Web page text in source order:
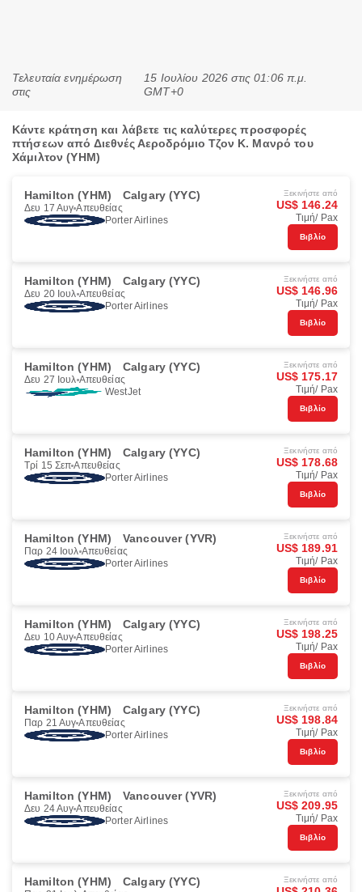
Τελευταία ενημέρωση
στις
15 Ιουλίου 2026 στις 01:06 π.μ.
GMT+0
Κάντε κράτηση και λάβετε τις καλύτερες προσφορές
πτήσεων από Διεθνές Αεροδρόμιο Τζον Κ. Μανρό του
Χάμιλτον (YHM)
Hamilton (YHM) Calgary (YYC)
Δευ 17 Αυγ Απευθείας
Porter Airlines
Ξεκινήστε από
US$ 146.24
Τιμή/ Pax
Βιβλίο
Hamilton (YHM) Calgary (YYC)
Δευ 20 Ιουλ Απευθείας
Porter Airlines
Ξεκινήστε από
US$ 146.96
Τιμή/ Pax
Βιβλίο
Hamilton (YHM) Calgary (YYC)
Δευ 27 Ιουλ Απευθείας
WestJet
Ξεκινήστε από
US$ 175.17
Τιμή/ Pax
Βιβλίο
Hamilton (YHM) Calgary (YYC)
Τρί 15 Σεπ Απευθείας
Porter Airlines
Ξεκινήστε από
US$ 178.68
Τιμή/ Pax
Βιβλίο
Hamilton (YHM) Vancouver (YVR)
Παρ 24 Ιουλ Απευθείας
Porter Airlines
Ξεκινήστε από
US$ 189.91
Τιμή/ Pax
Βιβλίο
Hamilton (YHM) Calgary (YYC)
Δευ 10 Αυγ Απευθείας
Porter Airlines
Ξεκινήστε από
US$ 198.25
Τιμή/ Pax
Βιβλίο
Hamilton (YHM) Calgary (YYC)
Παρ 21 Αυγ Απευθείας
Porter Airlines
Ξεκινήστε από
US$ 198.84
Τιμή/ Pax
Βιβλίο
Hamilton (YHM) Vancouver (YVR)
Δευ 24 Αυγ Απευθείας
Porter Airlines
Ξεκινήστε από
US$ 209.95
Τιμή/ Pax
Βιβλίο
Hamilton (YHM) Calgary (YYC) Ξεκινήστε από